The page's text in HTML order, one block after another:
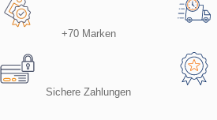
+70 Marken
Sichere Zahlungen